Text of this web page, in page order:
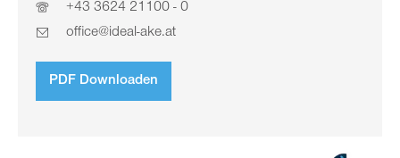
+43 3624 21100 - 0
office@ideal-ake.at
PDF Downloaden